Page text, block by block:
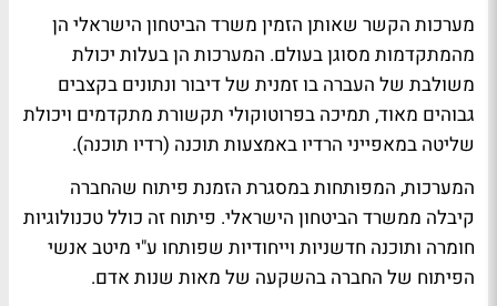
מערכות הקשר שאותן הזמין משרד הביטחון הישראלי הן
מהמתקדמות מסוגן בעולם. המערכות הן בעלות יכולת
משולבת של העברה בו זמנית של דיבור ונתונים בקצבים
גבוהים מאוד, תמיכה בפרוטוקולי תקשורת מתקדמים ויכולת
שליטה במאפייני הרדיו באמצעות תוכנה (רדיו תוכנה).
המערכות, המפותחות במסגרת הזמנת פיתוח שהחברה
קיבלה ממשרד הביטחון הישראלי. פיתוח זה כולל טכנולוגיות
חומרה ותוכנה חדשניות וייחודיות שפותחו ע"י מיטב אנשי
הפיתוח של החברה בהשקעה של מאות שנות אדם.